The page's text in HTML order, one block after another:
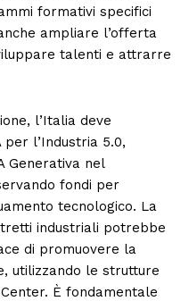
formativi specifici
ampliare l’offerta
talenti e attrarre
l’Italia deve
l’Industria 5.0,
Generativa nel
fondi per
tecnologico. La
industriali potrebbe
di promuovere la
utilizzando le strutture
È fondamentale